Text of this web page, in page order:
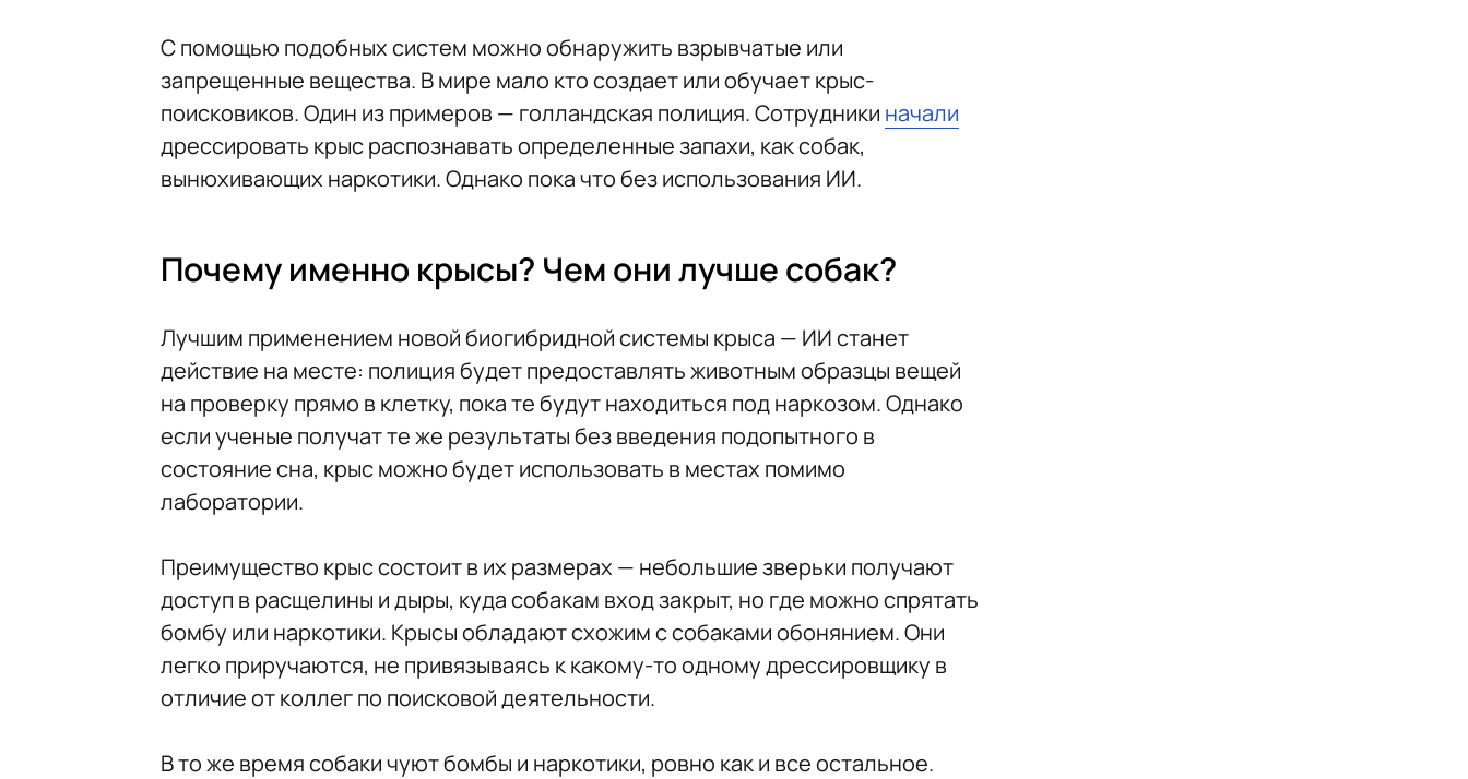
С помощью подобных систем можно обнаружить взрывчатые или
запрещенные вещества. В мире мало кто создает или обучает крыс-
поисковиков. Один из примеров — голландская полиция. Сотрудники начали
дрессировать крыс распознавать определенные запахи, как собак,
вынюхивающих наркотики. Однако пока что без использования ИИ.
Почему именно крысы? Чем они лучше собак?
Лучшим применением новой биогибридной системы крыса — ИИ станет
действие на месте: полиция будет предоставлять животным образцы вещей
на проверку прямо в клетку, пока те будут находиться под наркозом. Однако
если ученые получат те же результаты без введения подопытного в
состояние сна, крыс можно будет использовать в местах помимо
лаборатории.
Преимущество крыс состоит в их размерах — небольшие зверьки получают
доступ в расщелины и дыры, куда собакам вход закрыт, но где можно спрятать
бомбу или наркотики. Крысы обладают схожим с собаками обонянием. Они
легко приручаются, не привязываясь к какому-то одному дрессировщику в
отличие от коллег по поисковой деятельности.
В то же время собаки чуют бомбы и наркотики, ровно как и все остальное.